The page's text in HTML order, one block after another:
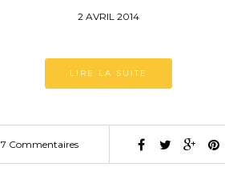
2 AVRIL 2014
LIRE LA SUITE
7 Commentaires